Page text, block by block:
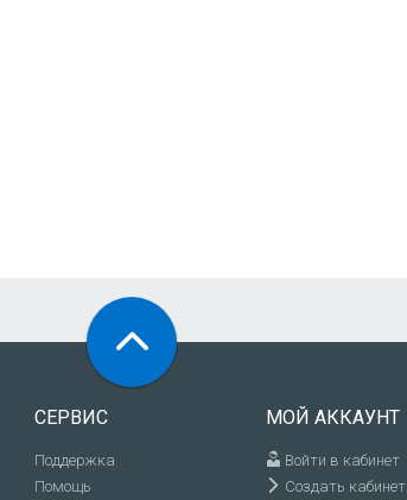
СЕРВИС
Поддержка
Помощь
МОЙ АККАУНТ
Войти в кабинет
Создать кабинет